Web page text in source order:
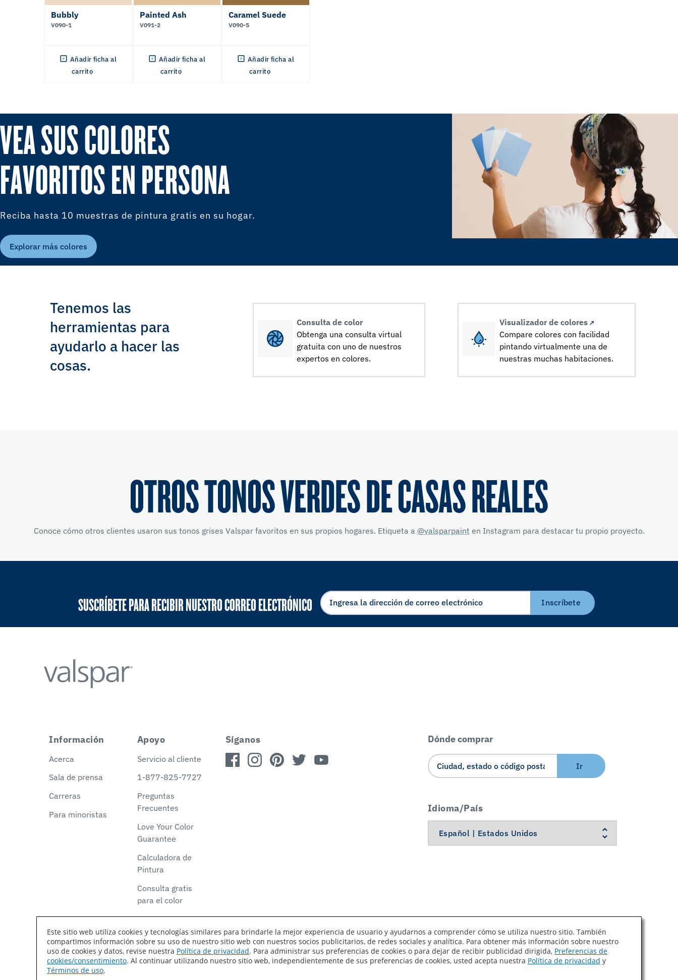
Bubbly
V090-1
Añadir ficha al
carrito
Painted Ash
V091-2
Añadir ficha al
carrito
Caramel Suede
V090-5
Añadir ficha al
carrito
VEA SUS COLORES
FAVORITOS EN PERSONA
Reciba hasta 10 muestras de pintura gratis en su hogar.
Explorar más colores
Tenemos las
herramientas para
ayudarlo a hacer las
cosas.
Consulta de color
Obtenga una consulta virtual
gratuita con uno de nuestros
expertos en colores.
Visualizador de colores
Compare colores con facilidad
pintando virtualmente una de
nuestras muchas habitaciones.
OTROS TONOS VERDES DE CASAS REALES
Conoce cómo otros clientes usaron sus tonos grises Valspar favoritos en sus propios hogares. Etiqueta a @valsparpaint en Instagram para destacar tu propio proyecto.
SUSCRÍBETE PARA RECIBIR NUESTRO CORREO ELECTRÓNICO Inscríbete
Información
Acerca
Sala de prensa
Carreras
Para minoristas
Apoyo
Servicio al cliente
1-877-825-7727
Preguntas
Frecuentes
Love Your Color
Guarantee
Calculadora de
Pintura
Consulta gratis
para el color
Síganos Dónde comprar
Ir
Idioma/País
Declaración de accesibilidad Mapa del sitio Términos de uso Privacidad Sus preferencias de privacidad
Ley de Cadenas de Suministro de California
Coil Coatings
Este sitio web utiliza cookies y tecnologías similares para brindarle la mejor experiencia de usuario y ayudarnos a comprender cómo se utiliza nuestro sitio. También
compartimos información sobre su uso de nuestro sitio web con nuestros socios publicitarios, de redes sociales y analítica. Para obtener más información sobre nuestro
uso de cookies y datos, revise nuestra Política de privacidad. Para administrar sus preferencias de cookies o para dejar de recibir publicidad dirigida, Preferencias de
cookies/consentimiento. Al continuar utilizando nuestro sitio web, independientemente de sus preferencias de cookies, usted acepta nuestra Política de privacidad y
Términos de uso.